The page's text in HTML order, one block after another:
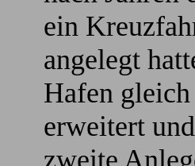
ein
angelegt
Hafen
erweitert
zweite